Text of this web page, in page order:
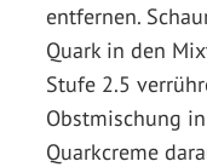
entfernen.
Quark in den
Stufe 2.5
Obstmischung
Quarkcreme